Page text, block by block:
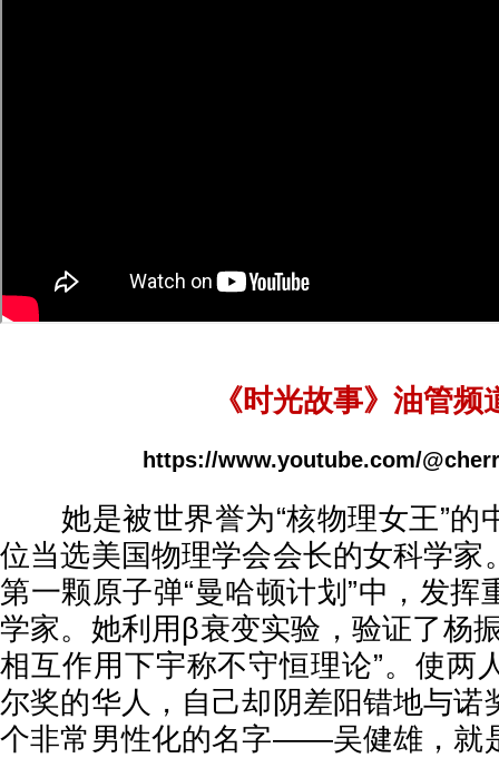
《时光故事》油管频
https://www.youtube.com/
她是被世界誉为“核物理女王”的
位当选美国物理学会会长的女科学家
第一颗原子弹“曼哈顿计划”中，发挥
学家。她利用β衰变实验，验证了杨
相互作用下宇称不守恒理论”。使两
尔奖的华人，自己却阴差阳错地与诺
个非常男性化的名字——吴健雄，就